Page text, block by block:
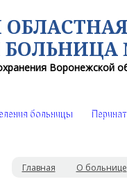
БОЛЬНИЦА
Воронежской
больницы
Главная О больнице